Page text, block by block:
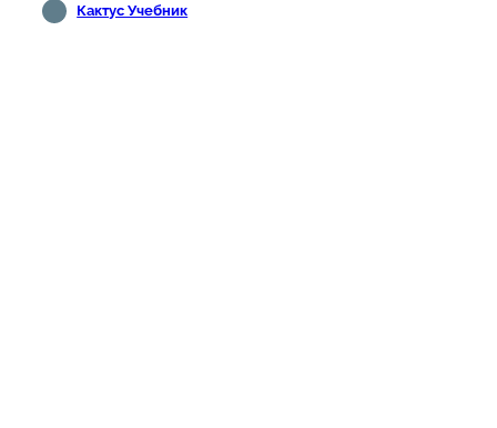
Кактус Учебник